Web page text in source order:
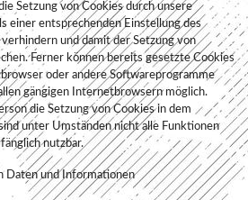
Setzung von Cookies durch unsere
einer entsprechenden Einstellung des
und damit der Setzung von
Ferner können bereits gesetzte Cookies
oder andere Softwareprogramme
gängigen Internetbrowsern möglich.
die Setzung von Cookies in dem
unter Umständen nicht alle Funktionen
nutzbar.
Daten und Informationen